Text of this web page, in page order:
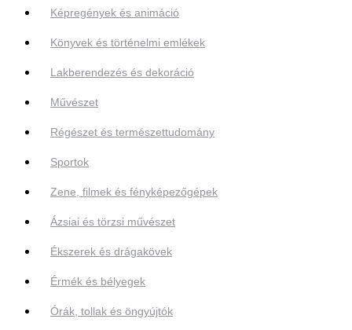
Képregények és animáció
Könyvek és történelmi emlékek
Lakberendezés és dekoráció
Művészet
Régészet és természettudomány
Sportok
Zene, filmek és fényképezőgépek
Ázsiai és törzsi művészet
Ékszerek és drágakövek
Érmék és bélyegek
Órák, tollak és öngyújtók